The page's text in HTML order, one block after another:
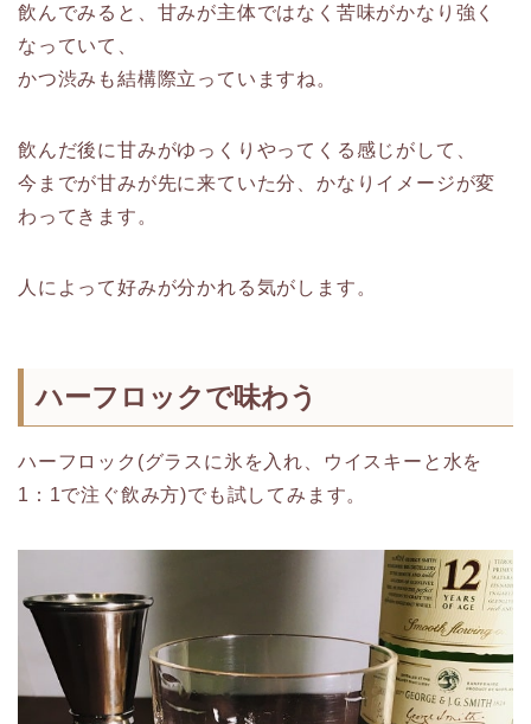
飲んでみると、甘みが主体ではなく苦味がかなり強く
なっていて、
かつ渋みも結構際立っていますね。
飲んだ後に甘みがゆっくりやってくる感じがして、
今までが甘みが先に来ていた分、かなりイメージが変
わってきます。
人によって好みが分かれる気がします。
ハーフロックで味わう
ハーフロック(グラスに氷を入れ、ウイスキーと水を
1：1で注ぐ飲み方)でも試してみます。